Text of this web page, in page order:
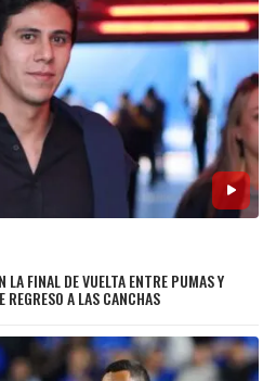
LA FINAL DE VUELTA ENTRE PUMAS Y
REGRESO A LAS CANCHAS